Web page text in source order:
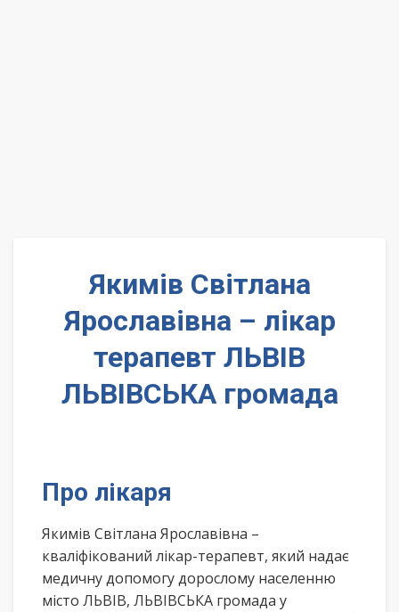
Якимів Світлана
Ярославівна – лікар
терапевт ЛЬВІВ
ЛЬВІВСЬКА громада
Про лікаря
Якимів Світлана Ярославівна –
кваліфікований лікар-терапевт, який надає
медичну допомогу дорослому населенню
місто ЛЬВІВ, ЛЬВІВСЬКА громада у